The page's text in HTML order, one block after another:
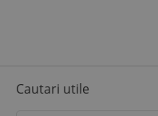
Cautari utile